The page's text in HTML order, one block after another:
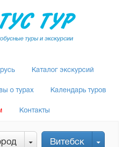
Каталог экскурсий
о турах Календарь туров
Контакты
Витебск